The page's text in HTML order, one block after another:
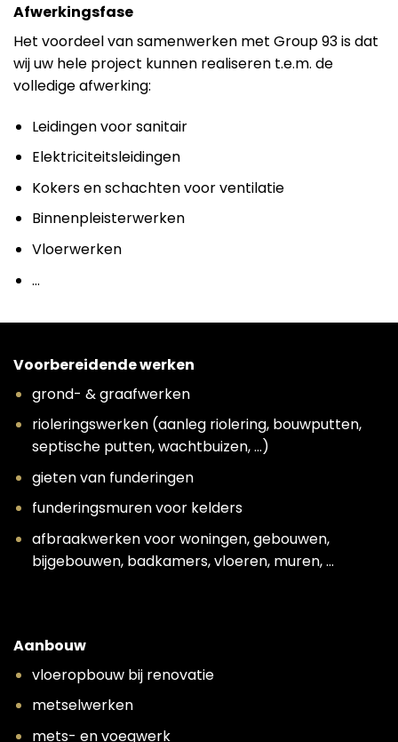
Afwerkingsfase
Het voordeel van samenwerken met Group 93 is dat
wij uw hele project kunnen realiseren t.e.m. de
volledige afwerking:
Leidingen voor sanitair
Elektriciteitsleidingen
Kokers en schachten voor ventilatie
Binnenpleisterwerken
Vloerwerken
…
Voorbereidende werken
grond- & graafwerken
rioleringswerken (aanleg riolering, bouwputten,
septische putten, wachtbuizen, …)
gieten van funderingen
funderingsmuren voor kelders
afbraakwerken voor woningen, gebouwen,
bijgebouwen, badkamers, vloeren, muren, …
Aanbouw
vloeropbouw bij renovatie
metselwerken
mets- en voegwerk